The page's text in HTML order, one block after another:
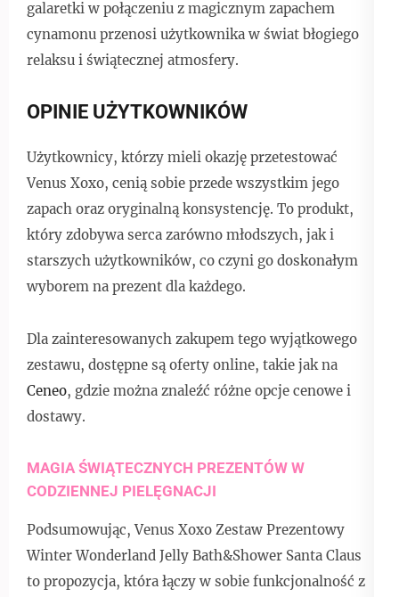
galaretki w połączeniu z magicznym zapachem
cynamonu przenosi użytkownika w świat błogiego
relaksu i świątecznej atmosfery.
OPINIE UŻYTKOWNIKÓW
Użytkownicy, którzy mieli okazję przetestować
Venus Xoxo, cenią sobie przede wszystkim jego
zapach oraz oryginalną konsystencję. To produkt,
który zdobywa serca zarówno młodszych, jak i
starszych użytkowników, co czyni go doskonałym
wyborem na prezent dla każdego.
Dla zainteresowanych zakupem tego wyjątkowego
zestawu, dostępne są oferty online, takie jak na
Ceneo, gdzie można znaleźć różne opcje cenowe i
dostawy.
MAGIA ŚWIĄTECZNYCH PREZENTÓW W
CODZIENNEJ PIELĘGNACJI
Podsumowując, Venus Xoxo Zestaw Prezentowy
Winter Wonderland Jelly Bath&Shower Santa Claus
to propozycja, która łączy w sobie funkcjonalność z